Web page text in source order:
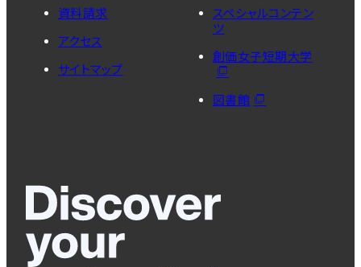
資料請求
アクセス
サイトマップ
スペシャルコンテン
ツ
創価女子短期大学
図書館